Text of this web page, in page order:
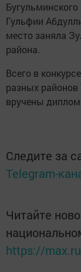
Гульфии
место заняла
района.
Всего в
разных
вручены
Следите за
Telegram-
Читайте
https://